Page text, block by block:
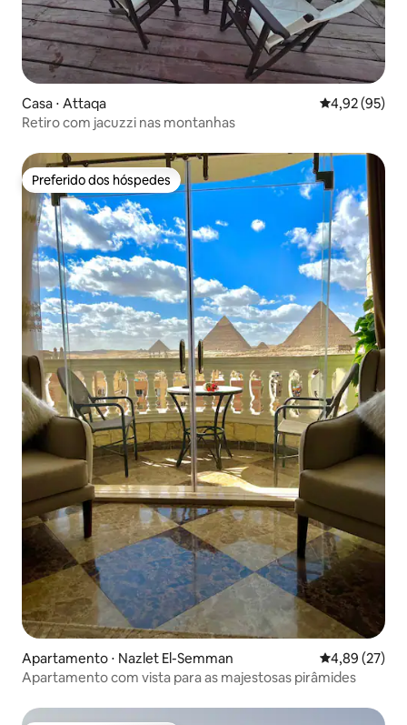
Casa ⋅ Attaqa 4,92 de uma
4,92 (95)
Retiro com jacuzzi nas montanhas
Preferido dos hóspedes
Preferido dos hóspedes
Apartamento ⋅ Nazlet El-Semman 4,89 de uma
4,89 (27)
Apartamento com vista para as majestosas pirâmides